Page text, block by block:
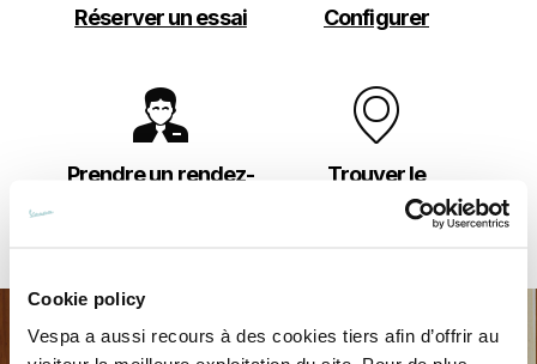
Cookie policy
Vespa a aussi recours à des cookies tiers afin d’offrir au
Réserver un essai Configurer
Prendre un rendez-
Trouver le
concessionnaire le
plus proche